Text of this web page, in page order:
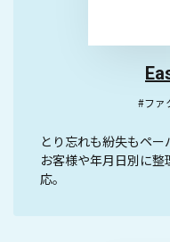
#ファ
とり忘れも紛失もペー
お客様や年月日別に整
応。